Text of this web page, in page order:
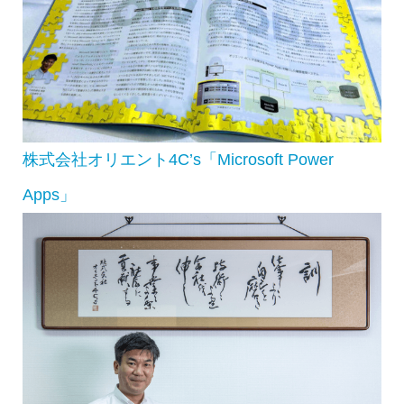
株式会社オリエント4C’s「Microsoft Power
Apps」